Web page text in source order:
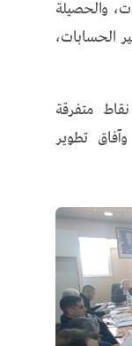
والحصيلة
الحسابات،
متفرقة
تطوير